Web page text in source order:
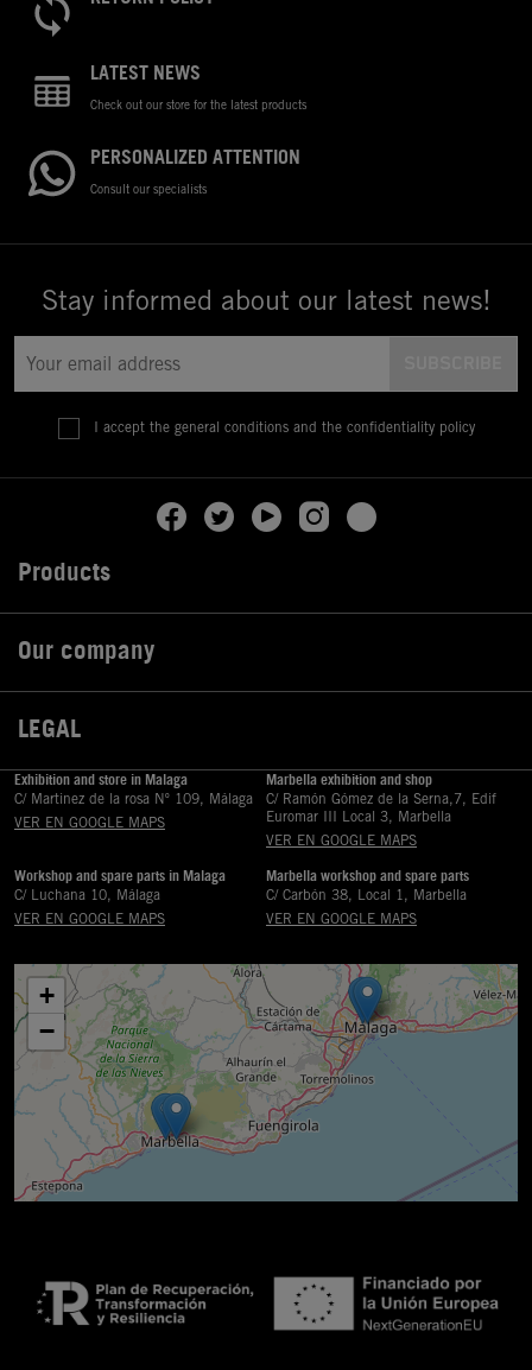
LATEST NEWS
Check out our store for the latest products
PERSONALIZED ATTENTION
Consult our specialists
Stay informed about our latest news!
I accept the general conditions and the confidentiality policy
Products
Our company
LEGAL
Exhibition and store in Malaga
C/ Martinez de la rosa Nº 109, Málaga
VER EN GOOGLE MAPS
Marbella exhibition and shop
C/ Ramón Gómez de la Serna,7, Edif
Euromar III Local 3, Marbella
VER EN GOOGLE MAPS
Workshop and spare parts in Malaga
C/ Luchana 10, Málaga
VER EN GOOGLE MAPS
Marbella workshop and spare parts
C/ Carbón 38, Local 1, Marbella
VER EN GOOGLE MAPS
+
−